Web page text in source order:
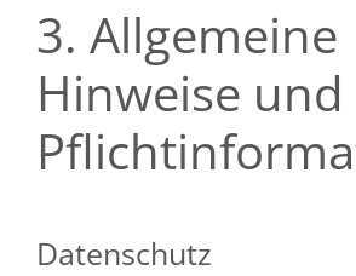
3. Allgemeine
Hinweise und
Datenschutz